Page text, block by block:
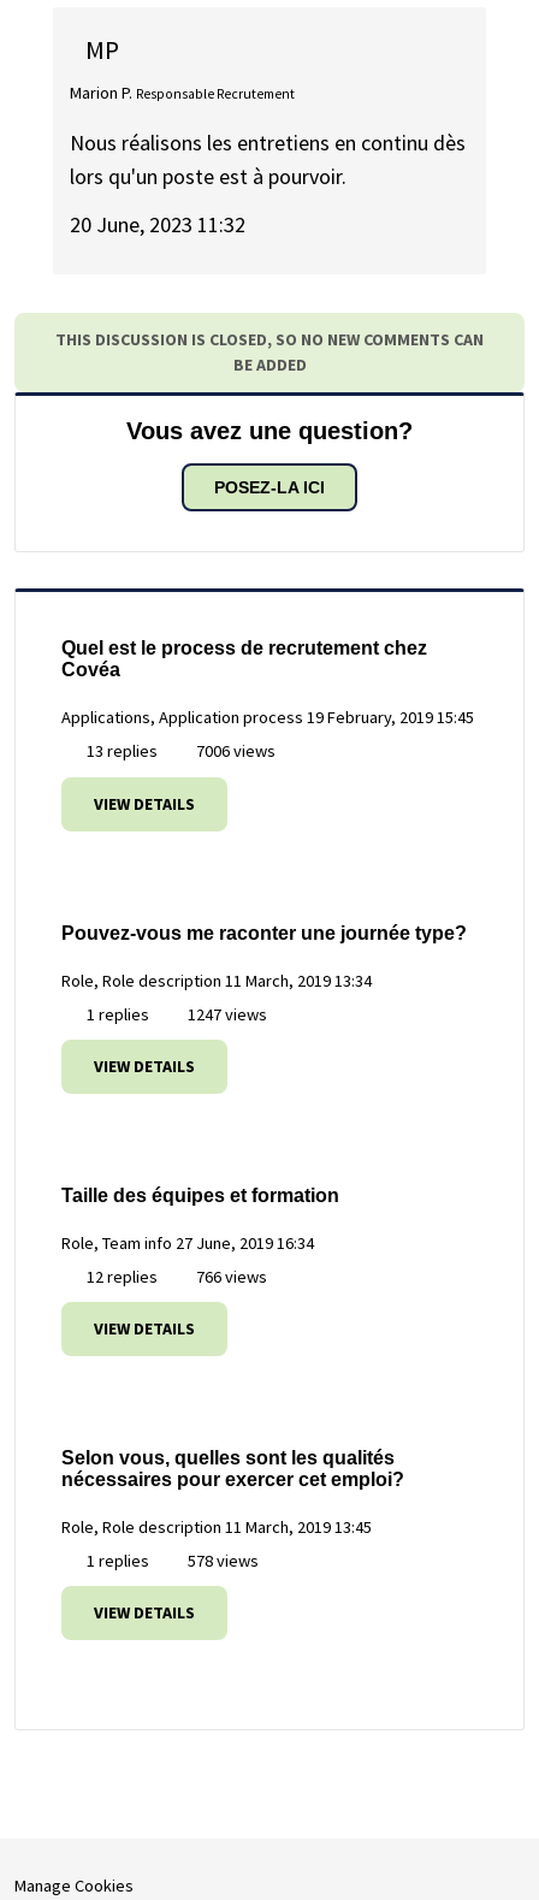
MP
Marion P. Responsable Recrutement
Nous réalisons les entretiens en continu dès
lors qu'un poste est à pourvoir.
20 June, 2023 11:32
THIS DISCUSSION IS CLOSED, SO NO NEW COMMENTS CAN
BE ADDED
Vous avez une question?
POSEZ-LA ICI
Quel est le process de recrutement chez
Covéa
Applications, Application process 19 February, 2019 15:45
13 replies
7006 views
VIEW DETAILS
Pouvez-vous me raconter une journée type?
Role, Role description 11 March, 2019 13:34
1 replies
1247 views
VIEW DETAILS
Taille des équipes et formation
Role, Team info 27 June, 2019 16:34
12 replies
766 views
VIEW DETAILS
Selon vous, quelles sont les qualités
nécessaires pour exercer cet emploi?
Role, Role description 11 March, 2019 13:45
1 replies
578 views
VIEW DETAILS
Manage Cookies